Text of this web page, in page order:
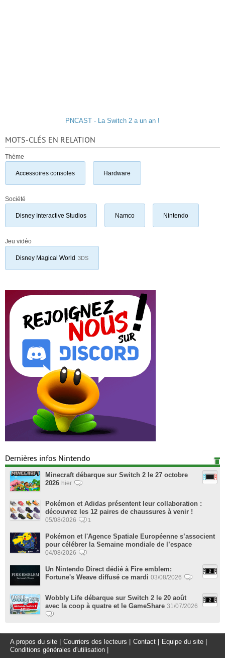
PNCAST - La Switch 2 a un an !
MOTS-CLÉS EN RELATION
Thème
Accessoires consoles Hardware
Société
Disney Interactive Studios Namco Nintendo
Jeu vidéo
Disney Magical World 3DS
Dernières infos Nintendo
Minecraft débarque sur Switch 2 le 27 octobre
2026 hier
Pokémon et Adidas présentent leur collaboration :
découvrez les 12 paires de chaussures à venir !
05/08/2026 1
Pokémon et l'Agence Spatiale Européenne s’associent
pour célébrer la Semaine mondiale de l’espace
04/08/2026
Un Nintendo Direct dédié à Fire emblem:
Fortune's Weave diffusé ce mardi 03/08/2026
Wobbly Life débarque sur Switch 2 le 20 août
avec la coop à quatre et le GameShare 31/07/2026
A propos du site Courriers des lecteurs Contact Equipe du site
Conditions générales d'utilisation